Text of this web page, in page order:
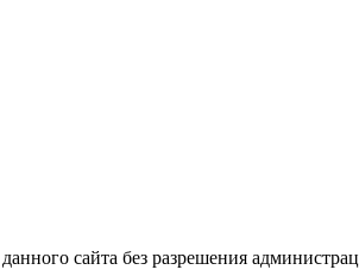
сайта без разрешения